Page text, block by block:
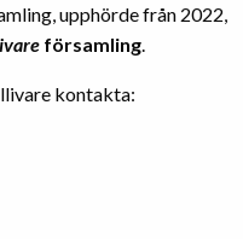
upphörde från 2022,
församling.
kontakta: